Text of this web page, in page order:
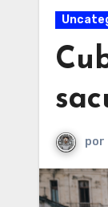
por